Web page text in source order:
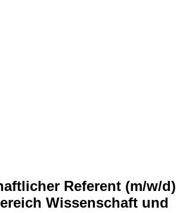
Referent (m/w/d)
Wissenschaft und